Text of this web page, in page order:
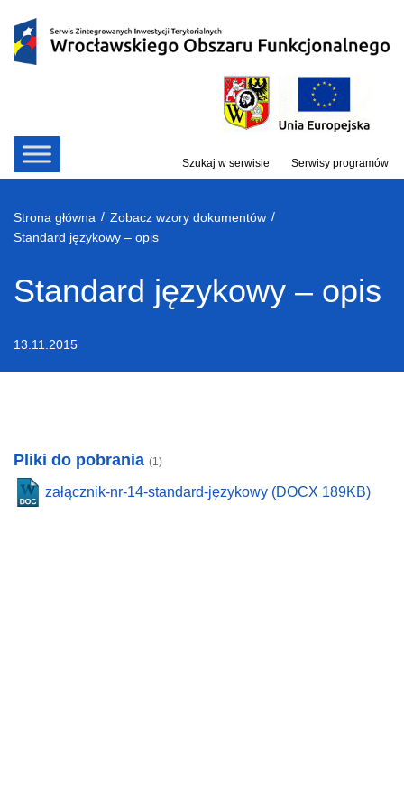
treści
Szukaj w serwisie Serwisy programów
Strona główna / Zobacz wzory dokumentów /
Standard językowy – opis
Standard językowy – opis
13.11.2015
Pliki do pobrania (1)
załącznik-nr-14-standard-językowy (DOCX 189KB)